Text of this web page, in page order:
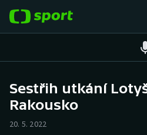
Hokej
Sestřih utkání
Rakousko
20. 5. 2022